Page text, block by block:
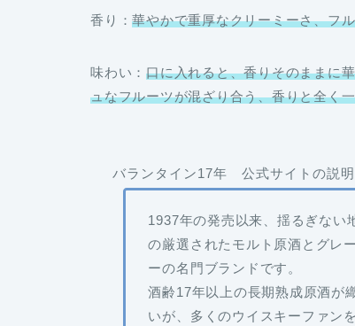
香り ：華やかで重厚なクリーミーさ、フ
味わい ：口に入れると、香りそのままに
ュなフルーツが混ざり合う、香りと全く
バランタイン17年 公式サイトの説明
1937年の発売以来、揺るぎない
の厳選されたモルト原酒とグレ
ーの名門ブランドです。
酒齢17年以上の長期熟成原酒が
いが、多くのウイスキーファン